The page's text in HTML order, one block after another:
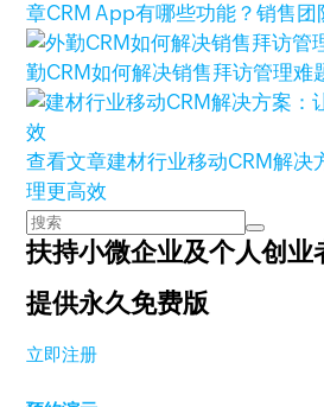
章CRM App有哪些功能？销售团
勤CRM如何解决销售拜访管理难
查看文章建材行业移动CRM解决
理更高效
扶持小微企业及个人创业
提供永久免费版
立即注册